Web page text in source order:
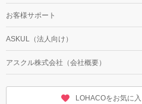
お客様サポート
ASKUL（法人向け）
アスクル株式会社（会社概要）
LOHACOをお気に